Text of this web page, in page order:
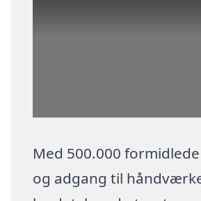
Med 500.000
og adgang til